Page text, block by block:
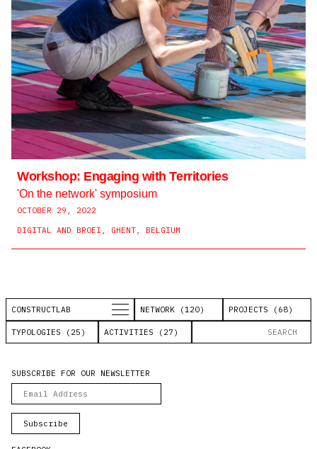
Workshop: Engaging with Territories
'On the network' symposium
OCTOBER 29, 2022
DIGITAL AND BROEI, GHENT, BELGIUM
CONSTRUCTLAB NETWORK (120) PROJECTS (68)
TYPOLOGIES (25) ACTIVITIES (27)
SUBSCRIBE FOR OUR NEWSLETTER